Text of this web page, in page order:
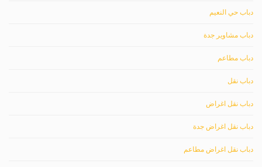
دباب حي النعيم
دباب مشاوير جدة
دباب مطاعم
دباب نقل
دباب نقل اغراض
دباب نقل اغراض جدة
دباب نقل اغراض مطاعم